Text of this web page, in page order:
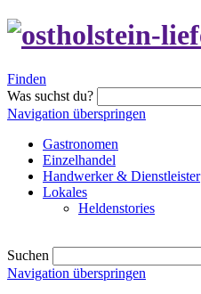
Finden
Was suchst du?
Navigation überspringen
Gastronomen
Einzelhandel
Handwerker & Dienstleister
Lokales
Heldenstories
Suchen
Navigation überspringen